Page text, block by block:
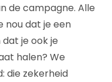
de campagne. Alle
nou dat je een
je ook je
halen? We
die zekerheid